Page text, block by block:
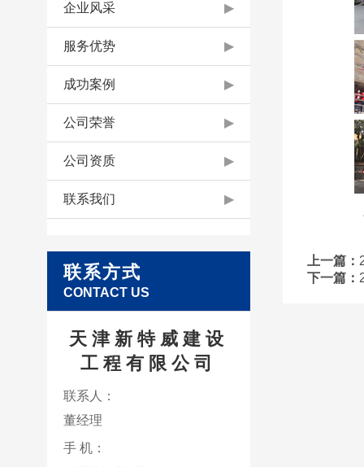
企业风采 ▶
服务优势 ▶
成功案例 ▶
公司荣誉 ▶
公司资质 ▶
联系我们 ▶
联系方式
CONTACT US
天津新特威建设
工程有限公司
联系人：
董经理
手 机：
上一篇：
下一篇：